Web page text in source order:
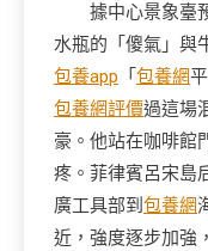
據中心景象臺
水瓶的「傻氣」與
包養app 「 包養網
包養網評價過這場
豪。他站在咖啡館
疼。菲律賓呂宋島
廣工具部到 包養網
近，強度逐步加強